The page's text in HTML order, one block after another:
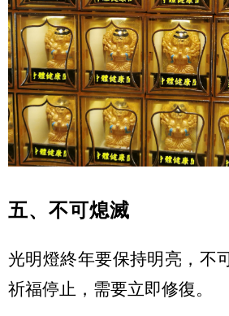
五、不可熄滅
光明燈終年要保持明亮，不
祈福停止，需要立即修復。